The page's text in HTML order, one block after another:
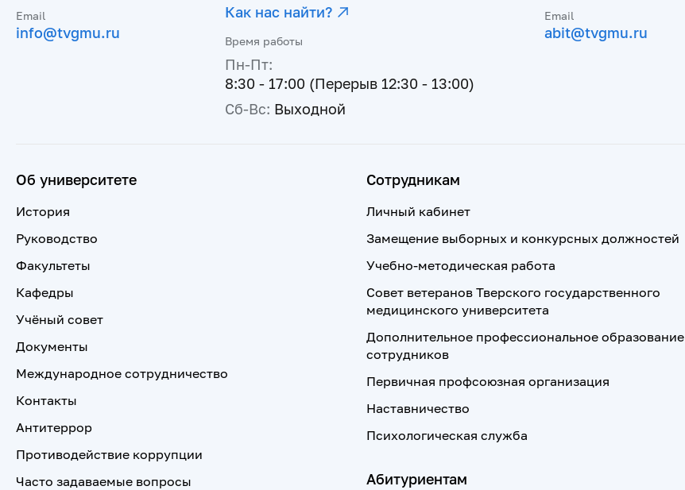
Email
info@tvgmu.ru
Как нас найти?
Время работы
Пн-Пт:
8:30 - 17:00 (Перерыв 12:30 - 13:00)
Сб-Вс: Выходной
Email
abit@tvgmu.ru
Об университете
История
Руководство
Факультеты
Кафедры
Учёный совет
Документы
Международное сотрудничество
Контакты
Антитеррор
Противодействие коррупции
Часто задаваемые вопросы
Сотрудникам
Личный кабинет
Замещение выборных и конкурсных должностей
Учебно-методическая работа
Совет ветеранов Тверского государственного
медицинского университета
Дополнительное профессиональное образование
сотрудников
Первичная профсоюзная организация
Наставничество
Психологическая служба
Абитуриентам